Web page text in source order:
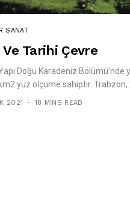
SANAT
Ve Tarihi Çevre
Doğu Karadeniz Bölümü’nde
yüz ölçüme sahiptir. Trabzon,...
2021 18 MINS READ